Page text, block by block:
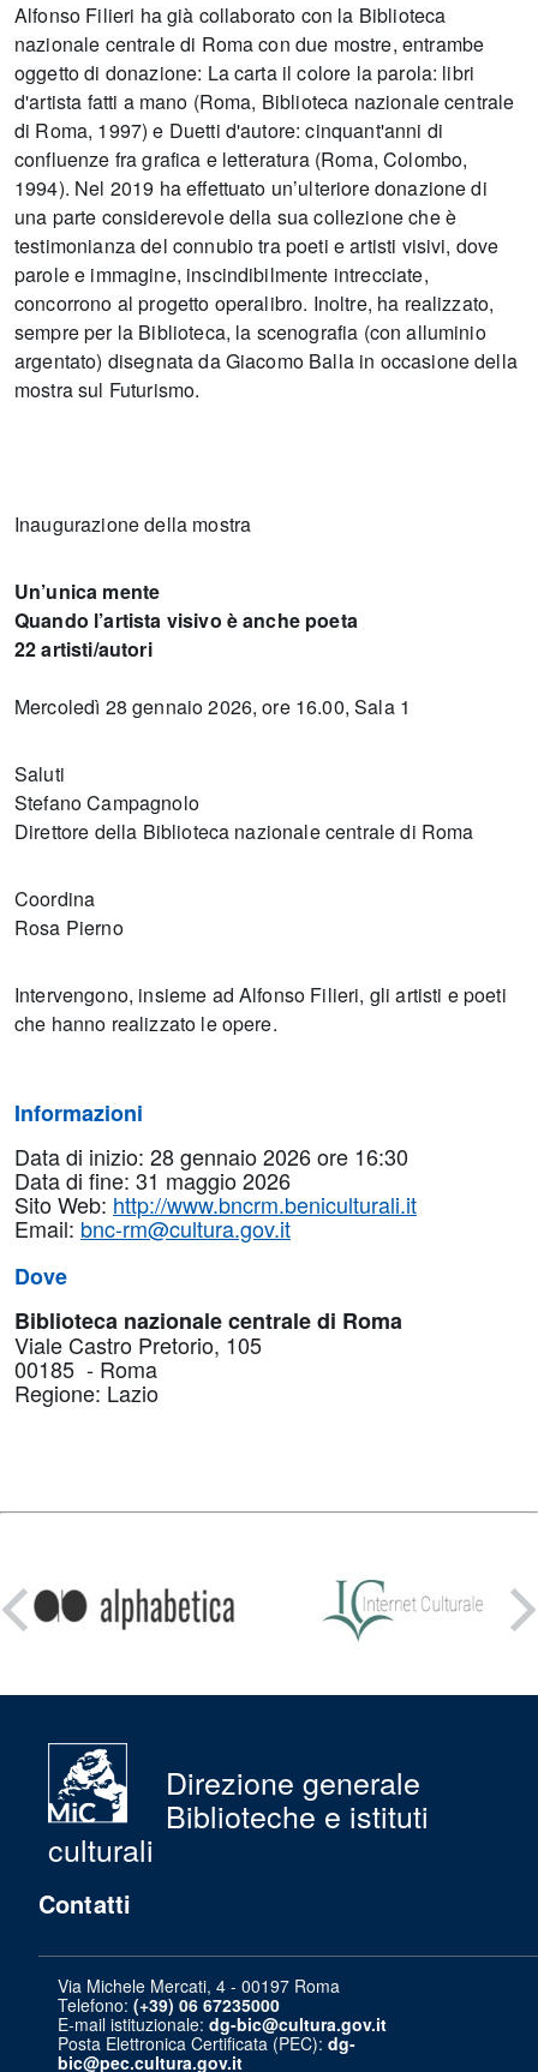
Alfonso Filieri ha già collaborato con la Biblioteca
nazionale centrale di Roma con due mostre, entrambe
oggetto di donazione: La carta il colore la parola: libri
d'artista fatti a mano (Roma, Biblioteca nazionale centrale
di Roma, 1997) e Duetti d'autore: cinquant'anni di
confluenze fra grafica e letteratura (Roma, Colombo,
1994). Nel 2019 ha effettuato un’ulteriore donazione di
una parte considerevole della sua collezione che è
testimonianza del connubio tra poeti e artisti visivi, dove
parole e immagine, inscindibilmente intrecciate,
concorrono al progetto operalibro. Inoltre, ha realizzato,
sempre per la Biblioteca, la scenografia (con alluminio
argentato) disegnata da Giacomo Balla in occasione della
mostra sul Futurismo.
Inaugurazione della mostra
Un’unica mente
Quando l’artista visivo è anche poeta
22 artisti/autori
Mercoledì 28 gennaio 2026, ore 16.00, Sala 1
Saluti
Stefano Campagnolo
Direttore della Biblioteca nazionale centrale di Roma
Coordina
Rosa Pierno
Intervengono, insieme ad Alfonso Filieri, gli artisti e poeti
che hanno realizzato le opere.
Informazioni
Data di inizio: 28 gennaio 2026 ore 16:30
Data di fine: 31 maggio 2026
Sito Web: http://www.bncrm.beniculturali.it
Email: bnc-rm@cultura.gov.it
Dove
Biblioteca nazionale centrale di Roma
Viale Castro Pretorio, 105
00185 - Roma
Regione: Lazio
su:
Direzione generale
Biblioteche e istituti
culturali
Contatti
Via Michele Mercati, 4 - 00197 Roma
Telefono: (+39) 06 67235000
E-mail istituzionale: dg-bic@cultura.gov.it
Posta Elettronica Certificata (PEC): dg-
bic@pec.cultura.gov.it